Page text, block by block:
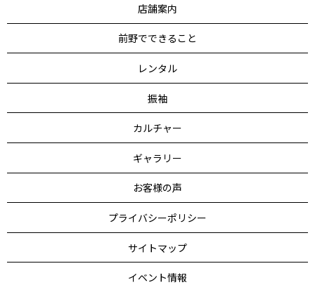
店舗案内
前野でできること
レンタル
振袖
カルチャー
ギャラリー
お客様の声
プライバシーポリシー
サイトマップ
イベント情報